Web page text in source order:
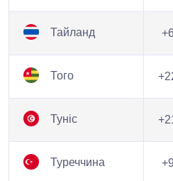
Тайланд
Того
Туніс
Туреччина